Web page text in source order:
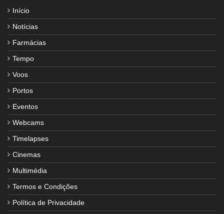
Início
Notícias
Farmácias
Tempo
Voos
Portos
Eventos
Webcams
Timelapses
Cinemas
Multimédia
Termos e Condições
Política de Privacidade